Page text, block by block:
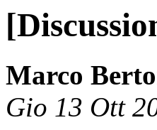
Marco
Gio 13 Ott